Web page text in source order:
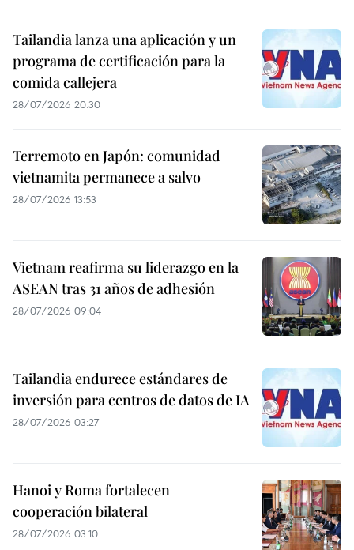
Tailandia lanza una aplicación y un
programa de certificación para la
comida callejera
28/07/2026 20:30
Terremoto en Japón: comunidad
vietnamita permanece a salvo
28/07/2026 13:53
Vietnam reafirma su liderazgo en la
ASEAN tras 31 años de adhesión
28/07/2026 09:04
Tailandia endurece estándares de
inversión para centros de datos de IA
28/07/2026 03:27
Hanoi y Roma fortalecen
cooperación bilateral
28/07/2026 03:10